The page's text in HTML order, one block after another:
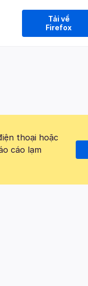
Tải về
Firefox
thoại hoặc
cáo lạm